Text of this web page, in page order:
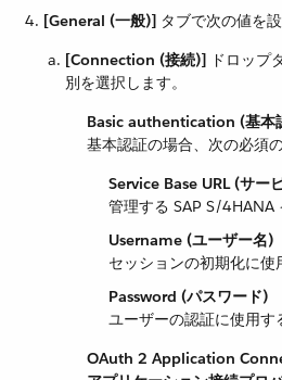
[General (一般)] タブで次の値を
[Connection (接続)]
ドロッ
別を選択します。
Basic authentication (基本
基本認証の場合、次の必須
Service Base URL (サー
管理する SAP S/4HANA
Username (ユーザー名)
セッションの初期化に使
Password (パスワード)
ユーザーの認証に使用す
OAuth 2 Application